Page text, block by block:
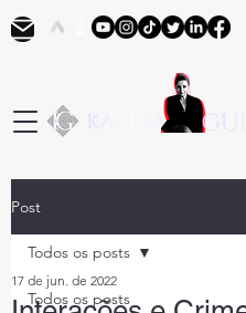
Post
Todos os posts
Todos os posts
17 de jun. de 2022